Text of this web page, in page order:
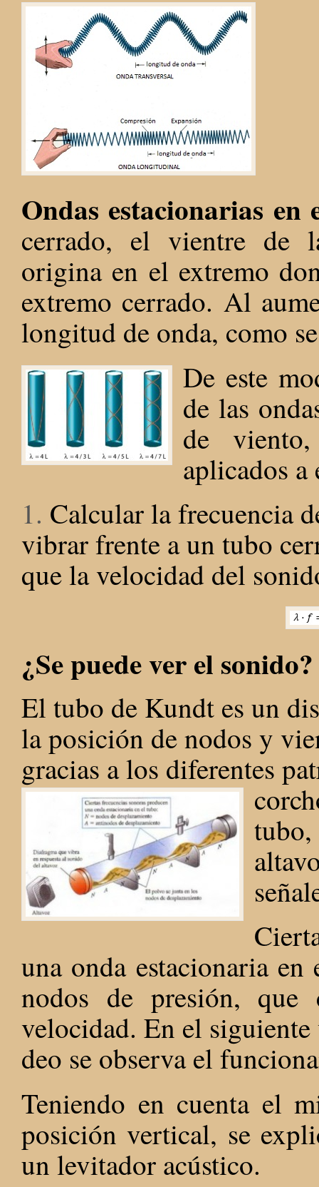
Ondas estacionarias
cerrado, el vientre de
origina en el extremo
extremo cerrado. Al
longitud de onda, como
De este
de las
de
aplicados a
1. Calcular la frecuencia
vibrar frente a un tubo
que la velocidad del
¿Se puede ver el sonido?
El tubo de Kundt es un
la posición de nodos y
gracias a los diferentes
una onda estacionaria
nodos de presión,
velocidad. En el siguiente
deo se observa el
Teniendo en cuenta el
posición vertical, se
un levitador acústico.